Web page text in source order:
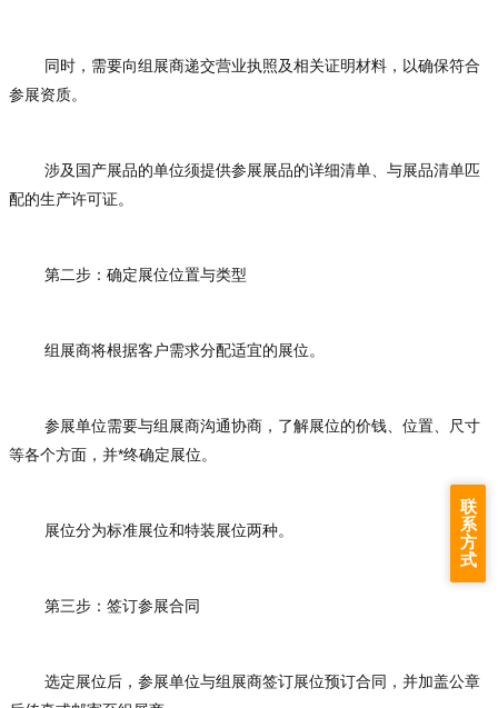
同时，需要向组展商递交营业执照及相关证明材料，以确保符合
参展资质。
涉及国产展品的单位须提供参展展品的详细清单、与展品清单匹
配的生产许可证。
第二步：确定展位位置与类型
组展商将根据客户需求分配适宜的展位。
参展单位需要与组展商沟通协商，了解展位的价钱、位置、尺寸
等各个方面，并*终确定展位。
展位分为标准展位和特装展位两种。
第三步：签订参展合同
选定展位后，参展单位与组展商签订展位预订合同，并加盖公章
联
系
方
式